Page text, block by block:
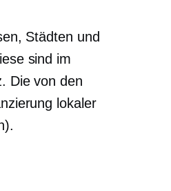
Städten und
sind im
Die von den
lokaler